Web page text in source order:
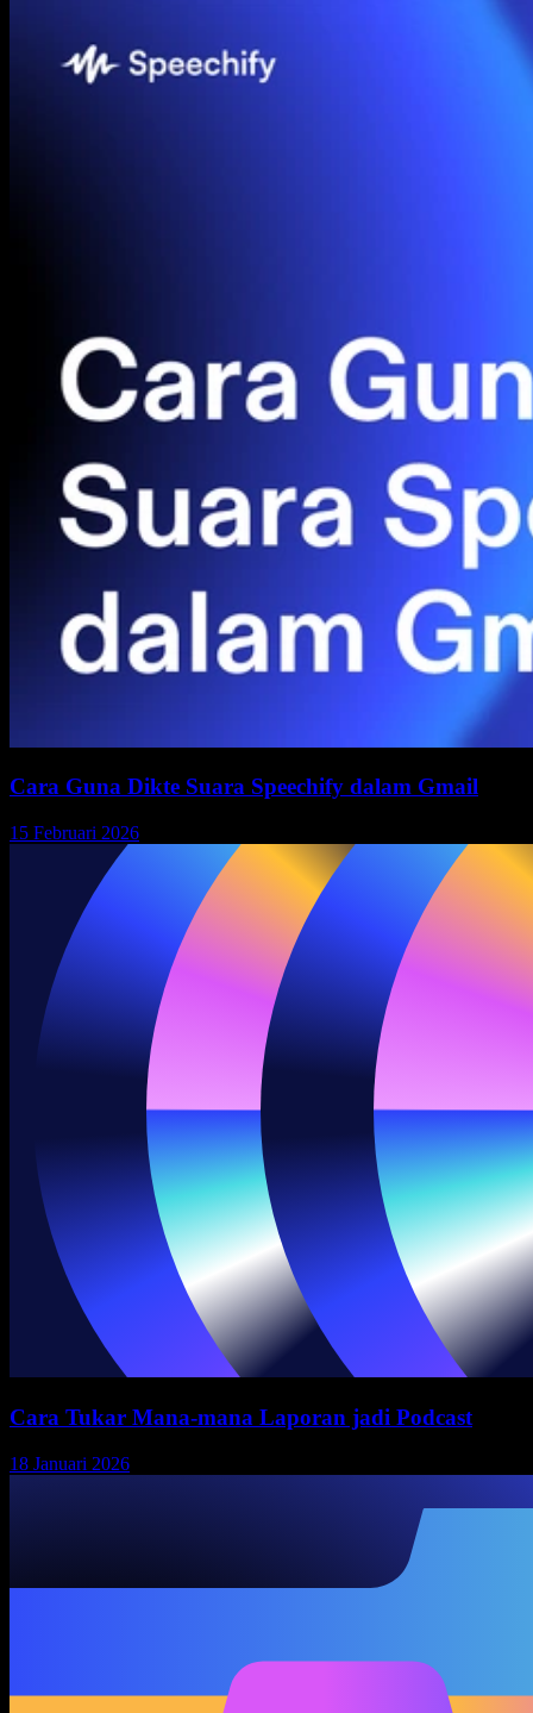
Cara Guna Dikte Suara Speechify dalam Gmail
15 Februari 2026
Cara Tukar Mana-mana Laporan jadi Podcast
18 Januari 2026